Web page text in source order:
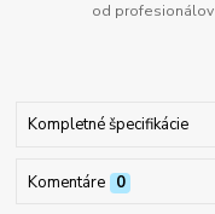
od profesionálov
Kompletné špecifikácie
Komentáre 0